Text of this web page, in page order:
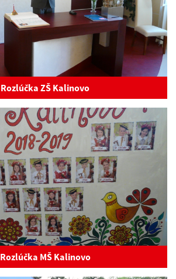
Rozlúčka ZŠ Kalinovo
Rozlúčka MŠ Kalinovo